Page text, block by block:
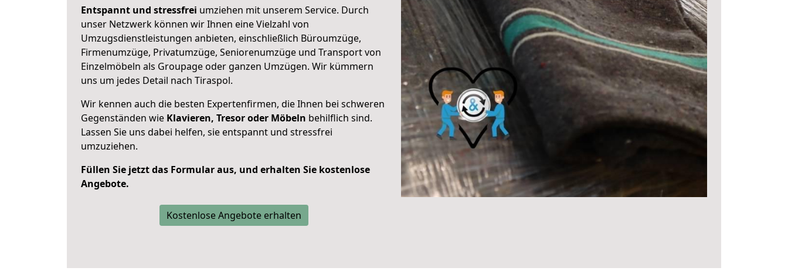
Entspannt und stressfrei umziehen mit unserem Service. Durch
unser Netzwerk können wir Ihnen eine Vielzahl von
Umzugsdienstleistungen anbieten, einschließlich Büroumzüge,
Firmenumzüge, Privatumzüge, Seniorenumzüge und Transport von
Einzelmöbeln als Groupage oder ganzen Umzügen. Wir kümmern
uns um jedes Detail nach Tiraspol.
Wir kennen auch die besten Expertenfirmen, die Ihnen bei schweren
Gegenständen wie Klavieren, Tresor oder Möbeln behilflich sind.
Lassen Sie uns dabei helfen, sie entspannt und stressfrei
umzuziehen.
Füllen Sie jetzt das Formular aus, und erhalten Sie kostenlose
Angebote.
Kostenlose Angebote erhalten